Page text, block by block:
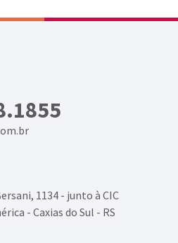
1134 - junto à CIC
- Caxias do Sul - RS